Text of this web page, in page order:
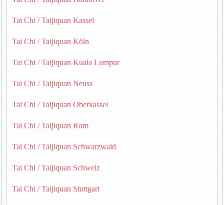
Tai Chi / Taijiquan Kassel
Tai Chi / Taijiquan Köln
Tai Chi / Taijiquan Kuala Lumpur
Tai Chi / Taijiquan Neuss
Tai Chi / Taijiquan Oberkassel
Tai Chi / Taijiquan Rom
Tai Chi / Taijiquan Schwarzwald
Tai Chi / Taijiquan Schweiz
Tai Chi / Taijiquan Stuttgart